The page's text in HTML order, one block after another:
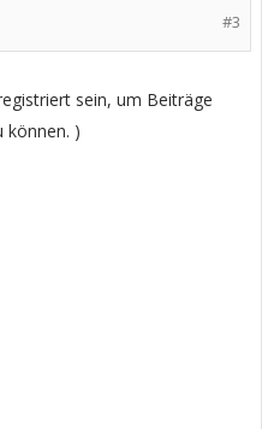
#3
sein, um Beiträge
können. )